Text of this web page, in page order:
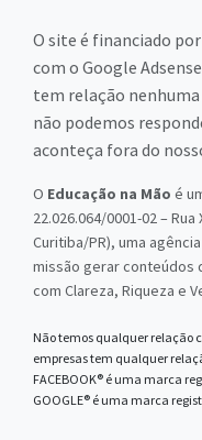
O site é financiado
com o Google
tem relação
não podemos
aconteça fora do
O Educação na Mão é
22.026.064/0001-02 –
Curitiba/PR), uma
missão gerar conteúdos
com Clareza, Riqueza e
Não temos qualquer relação
empresas tem qualquer
FACEBOOK® é uma marca
GOOGLE® é uma marca